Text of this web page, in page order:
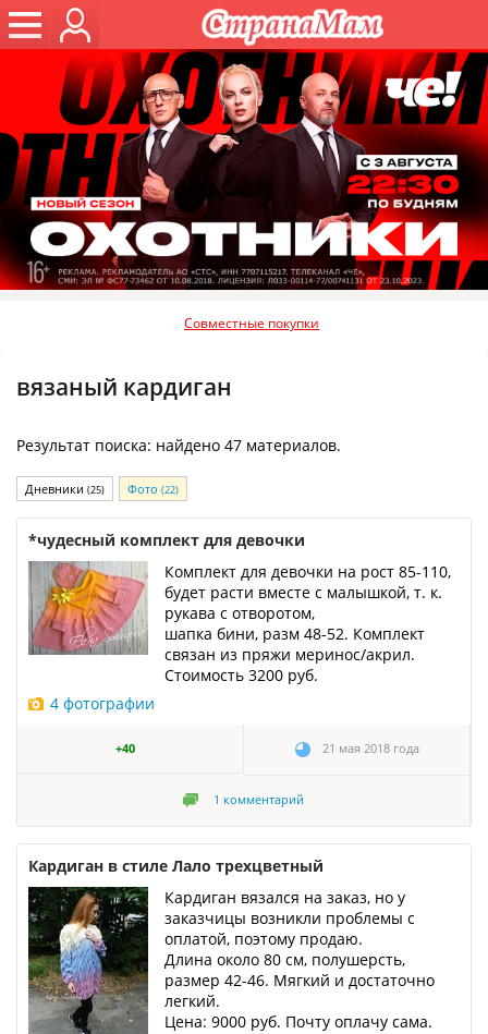
Совместные покупки
вязаный кардиган
Результат поиска: найдено 47 материалов.
Дневники (25) Фото (22)
*чудесный комплект для девочки
Комплект для девочки на рост 85-110,
будет расти вместе с малышкой, т. к.
рукава с отворотом,
шапка бини, разм 48-52. Комплект
связан из пряжи меринос/акрил.
Стоимость 3200 руб.
4 фотографии
+40 21 мая 2018 года
1 комментарий
Кардиган в стиле Лало трехцветный
Кардиган вязался на заказ, но у
заказчицы возникли проблемы с
оплатой, поэтому продаю.
Длина около 80 см, полушерсть,
размер 42-46. Мягкий и достаточно
легкий.
Цена: 9000 руб. Почту оплачу сама.